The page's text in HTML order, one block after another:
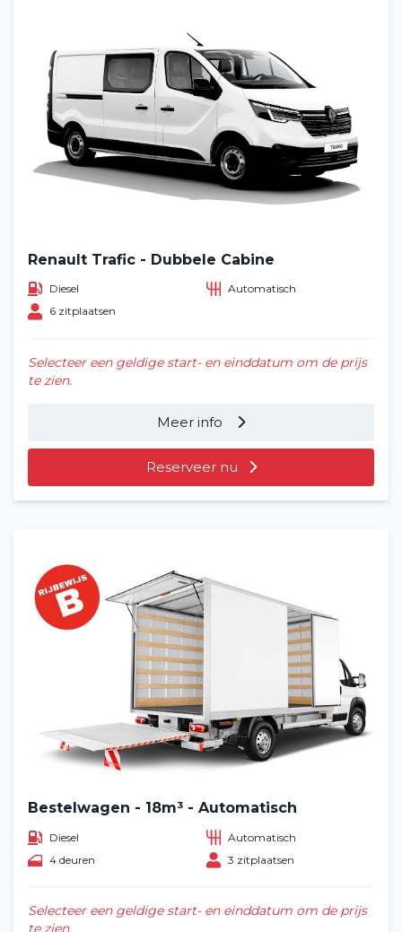
Renault Trafic - Dubbele Cabine
Diesel
Automatisch
6 zitplaatsen
Selecteer een geldige start- en einddatum om de prijs
te zien.
Meer info
Reserveer nu
Bestelwagen - 18m³ - Automatisch
Diesel
Automatisch
4 deuren
3 zitplaatsen
Selecteer een geldige start- en einddatum om de prijs
te zien.